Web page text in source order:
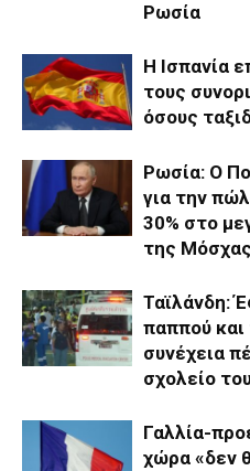
Ρωσία
Η Ισπανία
τους
όσους
Ρωσία: Ο
για την
30% στο
της Μόσχας
Ταϊλάνδη:
παππού και
συνέχεια
σχολείο
Γαλλία-
χώρα «δεν